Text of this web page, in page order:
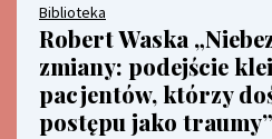
Biblioteka
Robert Waska
zmiany: podejście
pacjentów, którzy
postępu jako traumy”